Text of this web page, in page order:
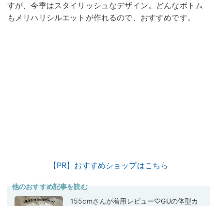
すが、今季はスタイリッシュなデザイン。どんなボトム
もメリハリシルエットが作れるので、おすすめです。
【PR】おすすめショップはこちら
他のおすすめ記事を読む
155cmさんが着用レビュー♡GUの体型カ